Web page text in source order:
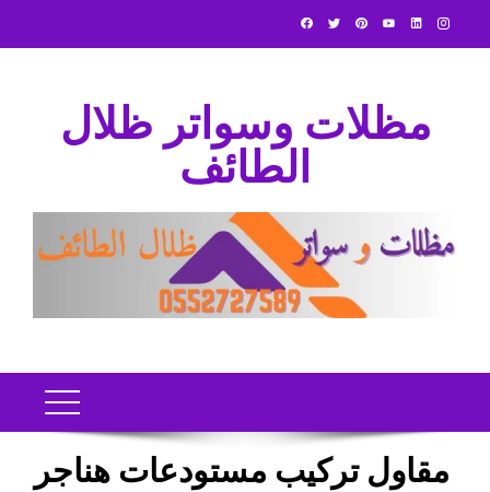
مظلات وسواتر ظلال
الطائف
مقاول تركيب مستودعات هناجر